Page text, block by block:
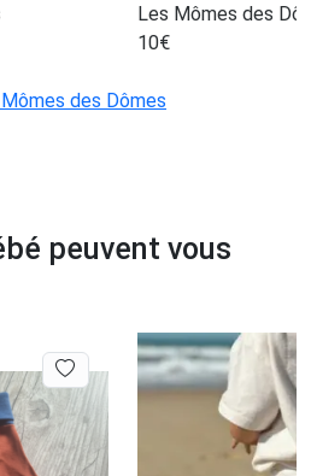
Les Mômes des
10€
des Dômes
peuvent vous